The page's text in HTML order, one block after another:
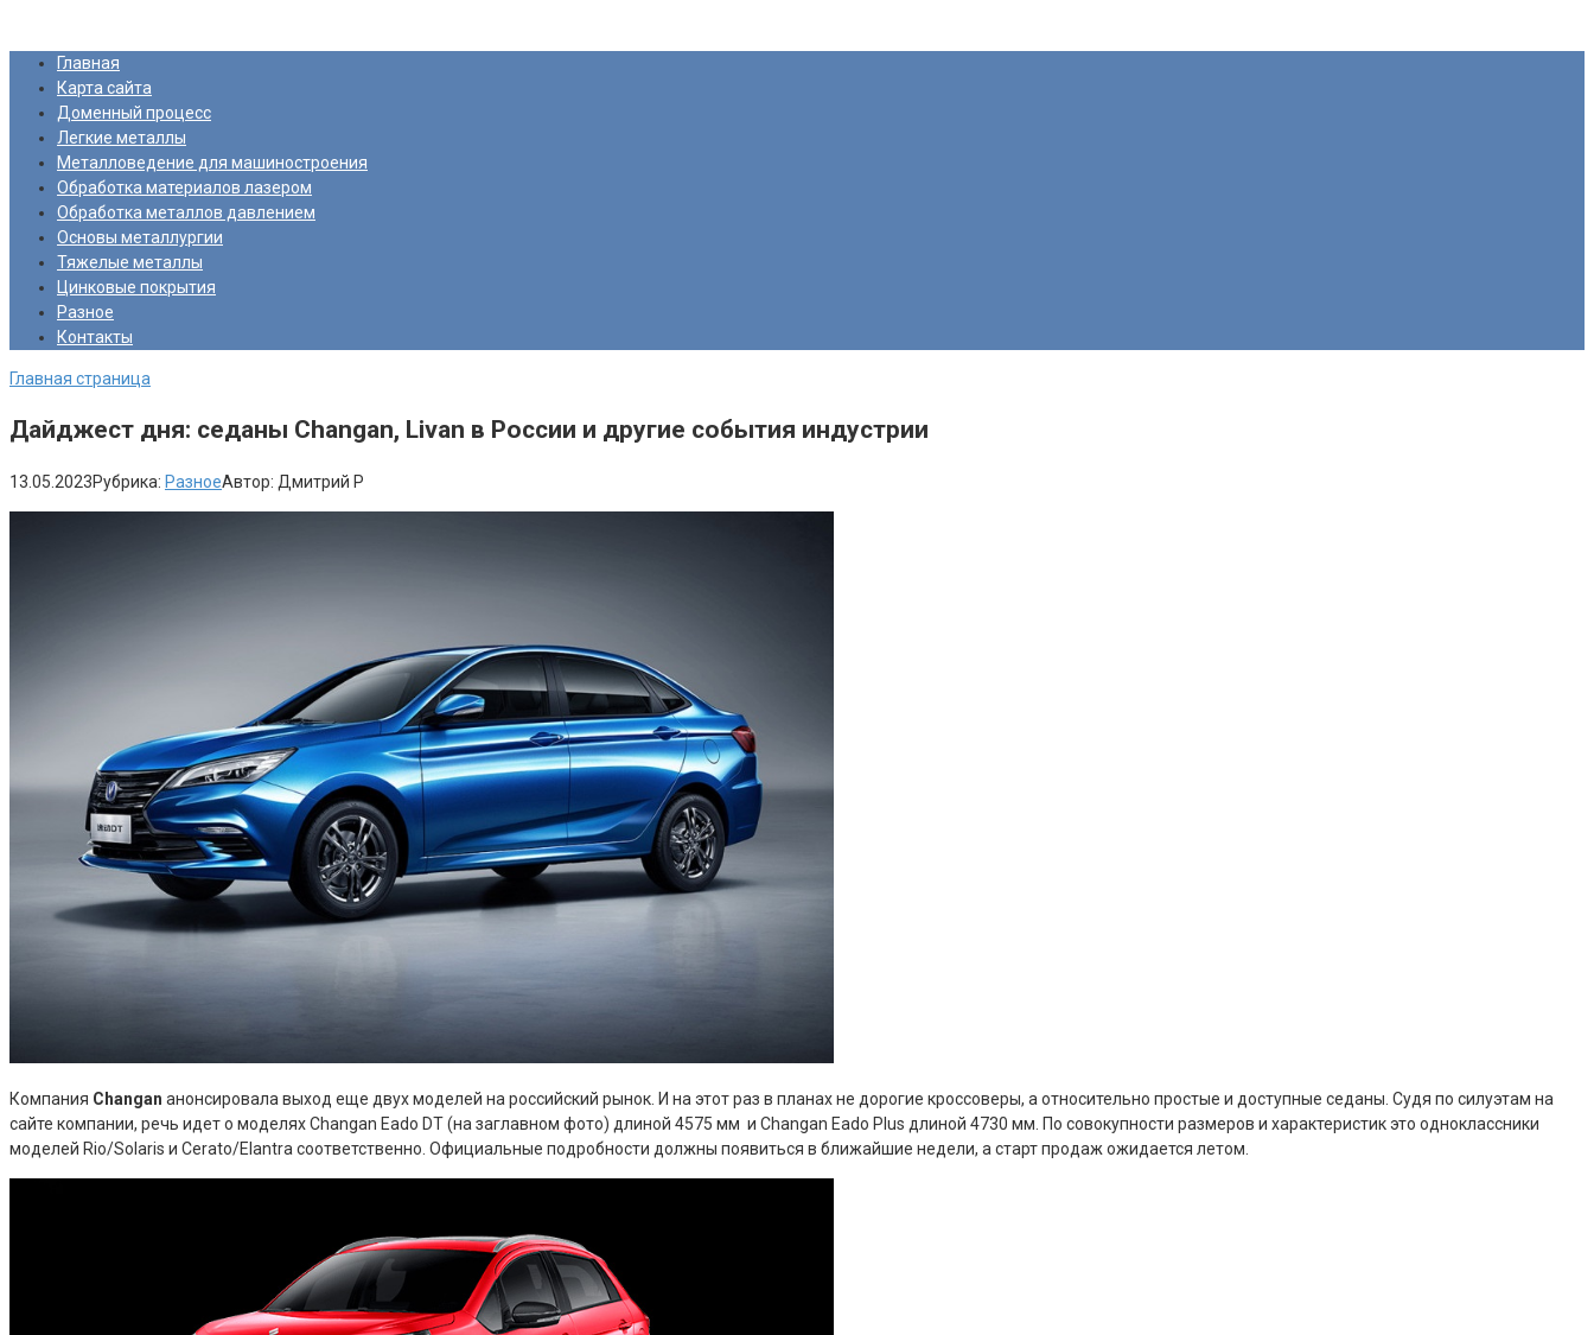
контентуГлавная
Карта сайта
Доменный процесс
Легкие металлы
Металловедение для машиностроения
Обработка материалов лазером
Обработка металлов давлением
Основы металлургии
Тяжелые металлы
Цинковые покрытия
Разное
Контакты
Главная страница
Дайджест дня: седаны Changan, Livan в России и другие события индустрии
13.05.2023Рубрика: РазноеАвтор: Дмитрий Р
Компания Changan анонсировала выход еще двух моделей на российский рынок. И на этот раз в планах не дорогие кроссоверы, а относительно простые и доступные седаны. Судя по силуэтам на
сайте компании, речь идет о моделях Changan Eado DT (на заглавном фото) длиной 4575 мм и Changan Eado Plus длиной 4730 мм. По совокупности размеров и характеристик это одноклассники
моделей Rio/Solaris и Cerato/Elantra соответственно. Официальные подробности должны появиться в ближайшие недели, а старт продаж ожидается летом.